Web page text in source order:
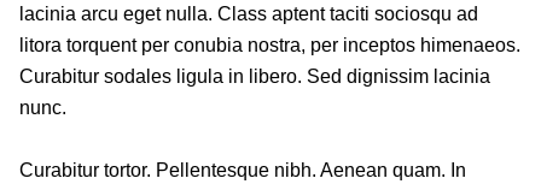
lacinia arcu eget nulla. Class aptent taciti sociosqu ad
litora torquent per conubia nostra, per inceptos himenaeos.
Curabitur sodales ligula in libero. Sed dignissim lacinia
nunc.
Curabitur tortor. Pellentesque nibh. Aenean quam. In